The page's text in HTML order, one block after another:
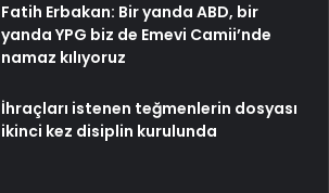
Fatih Erbakan: Bir yanda ABD, bir
yanda YPG biz de Emevi Camii’nde
namaz kılıyoruz
İhraçları istenen teğmenlerin dosyası
ikinci kez disiplin kurulunda